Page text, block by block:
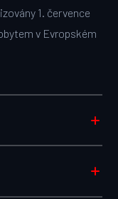
1. července
v Evropském